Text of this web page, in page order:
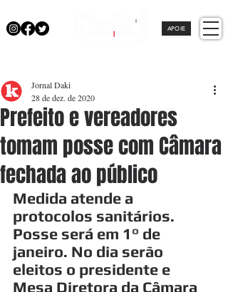
APOIE
Prefeito e vereadores
tomam posse com Câmara
fechada ao público
Jornal Daki
28 de dez. de 2020
Medida atende a
protocolos sanitários.
Posse será em 1° de
janeiro. No dia serão
eleitos o presidente e
Mesa Diretora da Câmara